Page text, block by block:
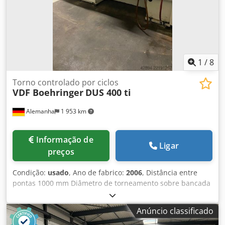
1 /8
Alemanha 1 953 km
Torno controlado por ciclos
VDF Boehringer DUS 400 ti
preços
Ligar
Condição: usado, Ano de fabrico: 2006, Distância entre
pontas 1000 mm Diâmetro de torneamento sobre bancada
420 mm Diâmetro de torneamento sobre carro 235 mm
Comprimento de torneamento 1000 mm Nariz do fuso DIN
55027 Tamanho 6 Comando MANUALPlus 4110 Furo do
Anúncio classificado